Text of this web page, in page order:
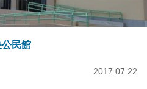
公民館
2017.07.22